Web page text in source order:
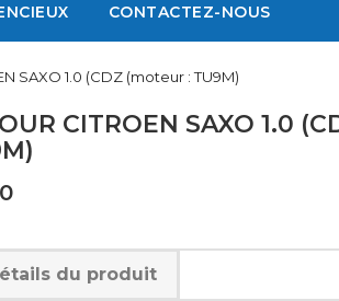
CONTACTEZ-NOUS
SAXO 1.0 (CDZ (moteur : TU9M)
CITROEN SAXO 1.0
du produit